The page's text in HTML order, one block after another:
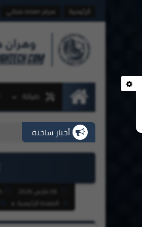
الرئيسية سرفر cccam مجاني
الرئيسيةصيانة
أخبار ساخنة
الصفحة الرئيسية